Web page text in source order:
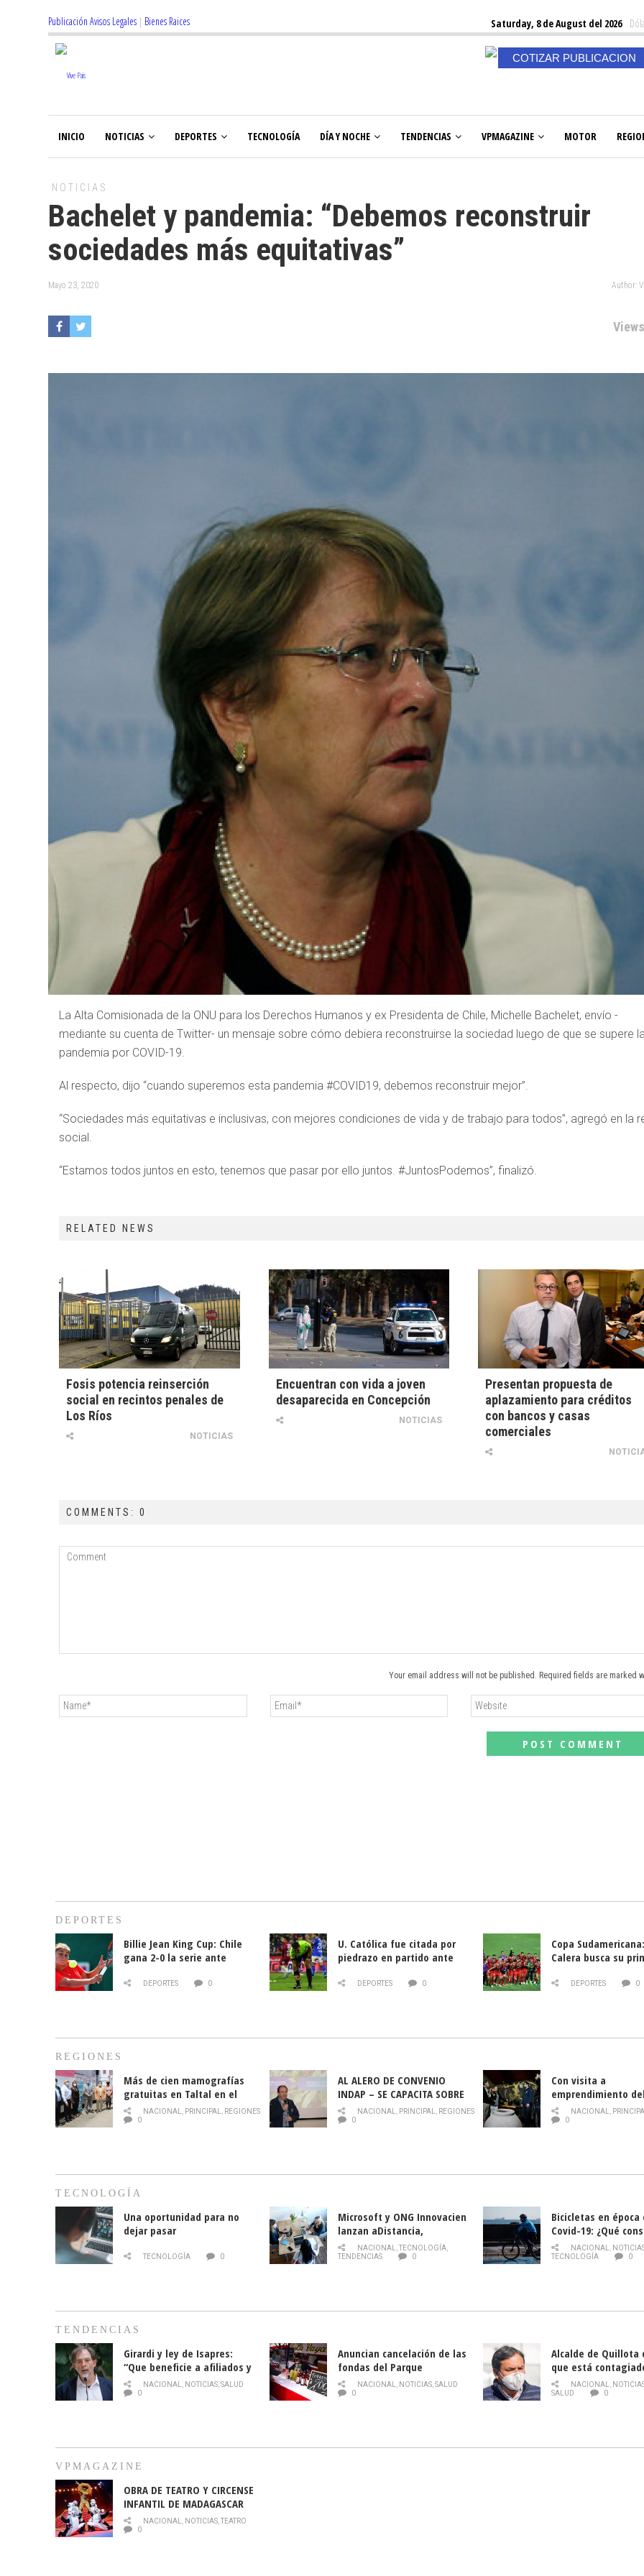
Publicación Avisos Legales | Bienes Raices Saturday, 8 de August del 2026
COTIZAR PUBLICACION
INICIO NOTICIAS DEPORTES TECNOLOGÍA DÍA Y NOCHE TENDENCIAS VPMAGAZINE MOTOR
NOTICIAS
Bachelet y pandemia: “Debemos reconstruir
sociedades más equitativas”
Mayo 23, 2020 Author:
La Alta Comisionada de la ONU para los Derechos Humanos y ex Presidenta de Chile, Michelle Bachelet, envío -
mediante su cuenta de Twitter- un mensaje sobre cómo debiera reconstruirse la sociedad luego de que se supere la
pandemia por COVID-19.
Al respecto, dijo “cuando superemos esta pandemia #COVID19, debemos reconstruir mejor”.
“Sociedades más equitativas e inclusivas, con mejores condiciones de vida y de trabajo para todos”, agregó en la
social.
“Estamos todos juntos en esto, tenemos que pasar por ello juntos. #JuntosPodemos”, finalizó.
RELATED NEWS
Fosis potencia reinserción
social en recintos penales de
Los Ríos
NOTICIAS
Encuentran con vida a joven
desaparecida en Concepción
NOTICIAS
Presentan propuesta de
aplazamiento para créditos
con bancos y casas
comerciales
COMMENTS: 0
Your email address will not be published. Required fields are marked
DEPORTES
Billie Jean King Cup: Chile
gana 2-0 la serie ante
DEPORTES 0
U. Católica fue citada por
piedrazo en partido ante
DEPORTES 0
Copa
Calera busca su
DEPORTES 0
REGIONES
Más de cien mamografías
gratuitas en Taltal en el
mes de la prevención del
cáncer de mama
NACIONAL, PRINCIPAL, REGIONES
0
AL ALERO DE CONVENIO
INDAP – SE CAPACITA SOBRE
PLAGA DROSOPHILA SUZUKII
NACIONAL, PRINCIPAL, REGIONES
0
Con visita a
emprendimiento
y llamado al
historia campesina
NACIONAL,
0
TECNOLOGÍA
Una oportunidad para no
dejar pasar
TECNOLOGÍA 0
Microsoft y ONG Innovacien
lanzan aDistancia,
plataforma con cursos
gratuitos online sobre
NACIONAL,TECNOLOGÍA,
TENDENCIAS
0
Bicicletas en época
Covid-19: ¿Qué
momento de
NACIONAL,
TECNOLOGÍA
0
TENDENCIAS
Girardi y ley de Isapres:
“Que beneficie a afiliados y
no legalice el abuso”
NACIONAL, NOTICIAS,SALUD
0
Anuncian cancelación de las
fondas del Parque
O’Higgins debido al
coronavirus
NACIONAL, NOTICIAS,SALUD
0
Alcalde de Quillota
que está
COVID-19
NACIONAL,
SALUD
0
VPMAGAZINE
OBRA DE TEATRO Y CIRCENSE
INFANTIL DE MADAGASCAR
EN EL PARQUE HURATDO
NACIONAL, NOTICIAS,TEATRO
0